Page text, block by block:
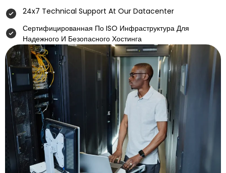
24x7 Technical Support At Our Datacenter
Сертифицированная По ISO Инфраструктура Для
Надежного И Безопасного Хостинга